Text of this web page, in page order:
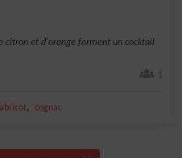
citron et d'orange forment un cocktail
1
, cognac